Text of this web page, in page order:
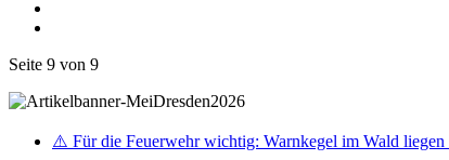
Seite 9 von 9
⚠️ Für die Feuerwehr wichtig: Warnkegel im Wald liegen